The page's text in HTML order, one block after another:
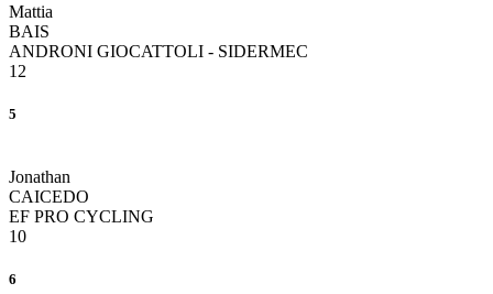
Mattia
BAIS
ANDRONI GIOCATTOLI - SIDERMEC
12
5
Jonathan
CAICEDO
EF PRO CYCLING
10
6